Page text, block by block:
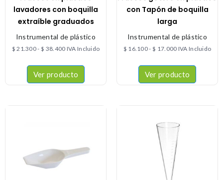
lavadores con boquilla
extraíble graduados
Instrumental de plástico
$ 21.300- $ 38.400 IVA Incluido
Ver producto
con Tapón de boquilla
larga
Instrumental de plástico
$ 16.100- $ 17.000 IVA Incluido
Ver producto